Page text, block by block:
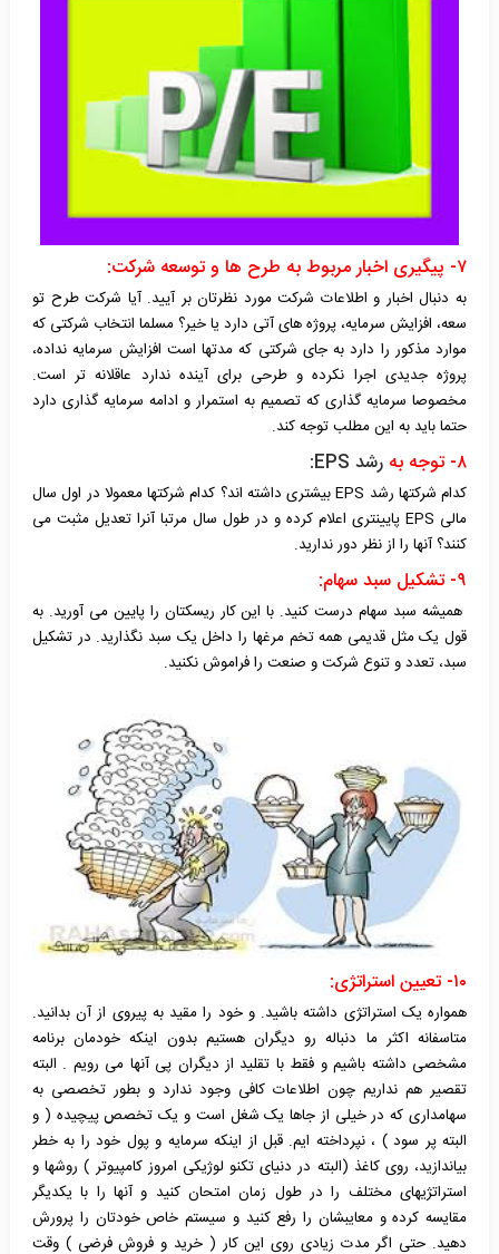
۷- پیگیری اخبار مربوط به طرح ها و توسعه شرکت:
به دنبال اخبار و اطلاعات شرکت مورد نظرتان بر آیید. آیا شرکت طرح تو
سعه، افزایش سرمایه، پروژه های آتی دارد یا خیر؟ مسلما انتخاب شرکتی که
موارد مذکور را دارد به جای شرکتی که مدتها است افزایش سرمایه نداده،
پروژه جدیدی اجرا نکرده و طرحی برای آینده ندارد عاقلانه تر است.
مخصوصا سرمایه گذاری که تصمیم به استمرار و ادامه سرمایه گذاری دارد
حتما باید به این مطلب توجه کند.
۸- توجه به رشد EPS
:
کدام شرکتها رشد EPSبیشتری داشته اند؟ کدام شرکتها معمولا در اول سال
مالی EPS پایینتری اعلام کرده و در طول سال مرتبا آنرا تعدیل مثبت می
کنند؟ آنها را از نظر دور ندارید.
۹- تشکیل سبد سهام:
همیشه سبد سهام درست کنید. با این کار ریسکتان را پایین می آورید. به
قول یک مثل قدیمی همه تخم مرغها را داخل یک سبد نگذارید. در تشکیل
سبد، تعدد و تنوع شرکت و صنعت را فراموش نکنید.
۱۰- تعیین استراتژی:
همواره یک استراتژی داشته باشید. و خود را مقید به پیروی از آن بدانید.
متاسفانه اکثر ما دنباله رو دیگران هستیم بدون اینکه خودمان برنامه
مشخصی داشته باشیم و فقط با تقلید از دیگران پی آنها می رویم . البته
تقصیر هم نداریم چون اطلاعات کافی وجود ندارد و بطور تخصصی به
سهامداری که در خیلی از جاها یک شغل است و یک تخصص پیچیده ( و
البته پر سود ) ، نپرداخته ایم. قبل از اینکه سرمایه و پول خود را به خطر
بیاندازید، روی کاغذ (البته در دنیای تکنو لوژیکی امروز کامپیوتر ) روشها و
استراتژیهای مختلف را در طول زمان امتحان کنید و آنها را با یکدیگر
مقایسه کرده و معایبشان را رفع کنید و سیستم خاص خودتان را پرورش
دهید. حتی اگر مدت زیادی روی این کار ( خرید و فروش فرضی ) وقت